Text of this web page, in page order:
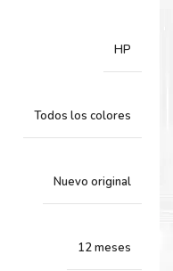
M855X+ NFC.
HP
Todos los colores
Nuevo original
12 meses